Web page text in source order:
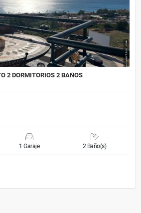
2 DORMITORIOS 2 BAÑOS
1 Garaje 2 Baño(s)